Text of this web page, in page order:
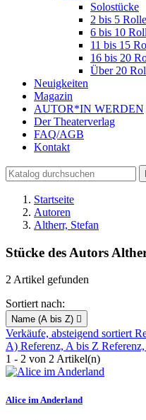
Solostücke
2 bis 5
6 bis 10
11 bis 15
16 bis 20
Über 20
Neuigkeiten
Magazin
AUTOR*IN WERDEN
Der Theaterverlag
FAQ/AGB
Kontakt
Startseite
Autoren
Altherr, Stefan
Stücke des Autors
2 Artikel gefunden
Sortiert nach:
Name (A bis Z) 
Verkäufe, absteigend sortiert
A) Referenz, A bis Z
1 - 2 von 2 Artikel(n)
Alice im Anderland